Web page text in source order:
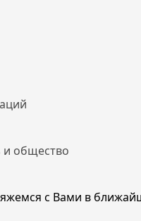
и общество
с Вами в